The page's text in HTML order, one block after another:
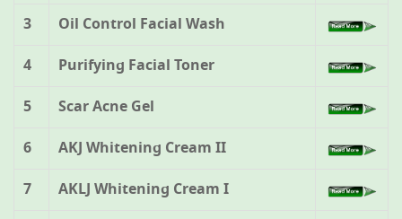
3
Oil Control Facial Wash
4
Purifying Facial Toner
5
Scar Acne Gel
6
AKJ Whitening Cream II
7
AKLJ Whitening Cream I